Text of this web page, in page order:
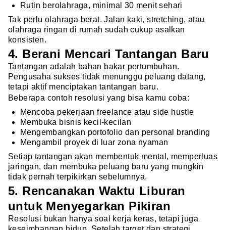
Rutin berolahraga, minimal 30 menit sehari
Tak perlu olahraga berat. Jalan kaki, stretching, atau
olahraga ringan di rumah sudah cukup asalkan
konsisten.
4. Berani Mencari Tantangan Baru
Tantangan adalah bahan bakar pertumbuhan.
Pengusaha sukses tidak menunggu peluang datang,
tetapi aktif menciptakan tantangan baru.
Beberapa contoh resolusi yang bisa kamu coba:
Mencoba pekerjaan freelance atau side hustle
Membuka bisnis kecil-kecilan
Mengembangkan portofolio dan personal branding
Mengambil proyek di luar zona nyaman
Setiap tantangan akan membentuk mental, memperluas
jaringan, dan membuka peluang baru yang mungkin
tidak pernah terpikirkan sebelumnya.
5. Rencanakan Waktu Liburan
untuk Menyegarkan Pikiran
Resolusi bukan hanya soal kerja keras, tetapi juga